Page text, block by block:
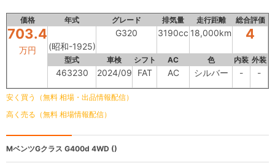
価格 年式 グレード 排気量 走行距離 総合評価
703.4
万円 (昭和-1925)
G320 3190cc 18,000km 4
型式 車検 シフト AC 色 内装 外装
463230 2024/09 FAT AC シルバー - -
安く買う（無料 相場・出品情報配信）
高く売る（無料 相場情報配信）
MベンツGクラス G400d 4WD ()